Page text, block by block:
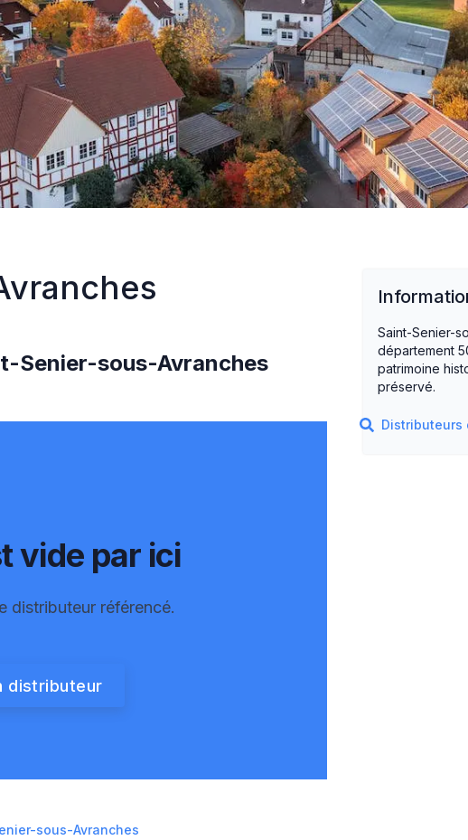
Senier-sous-Avranches
vide par ici
distributeur référencé.
distributeur
sous-Avranches
Saint-Senier-
département
patrimoine
préservé.
Distributeurs